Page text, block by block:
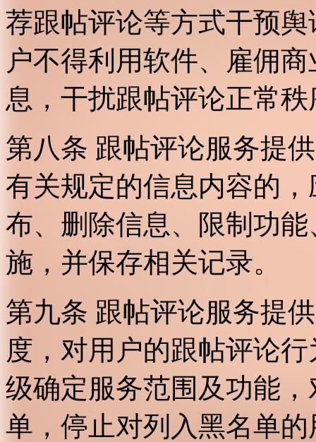
荐跟帖评论等方式干预
户不得利用软件、雇佣
息，干扰跟帖评论正常
第八条 跟帖评论服务提
有关规定的信息内容的
布、删除信息、限制功
施，并保存相关记录。
第九条 跟帖评论服务提
度，对用户的跟帖评论
级确定服务范围及功能
单，停止对列入黑名单